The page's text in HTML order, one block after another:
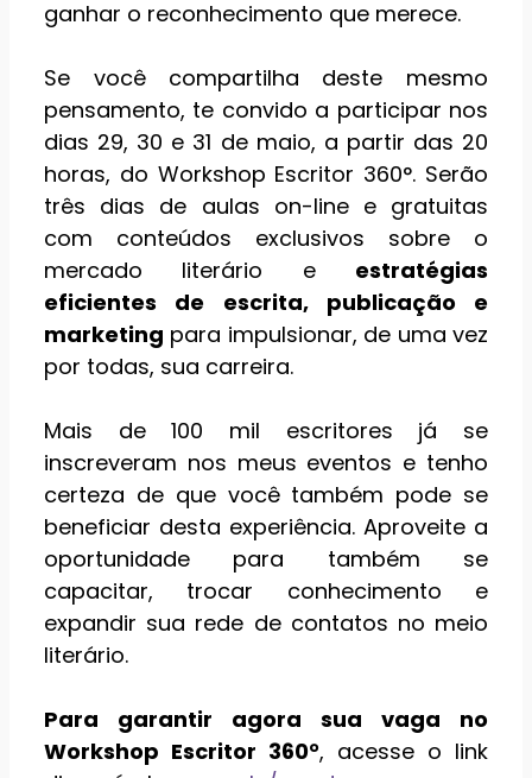
ganhar o reconhecimento que merece.
Se você compartilha deste mesmo
pensamento, te convido a participar nos
dias 29, 30 e 31 de maio, a partir das 20
horas, do Workshop Escritor 360°. Serão
três dias de aulas on-line e gratuitas
com conteúdos exclusivos sobre o
mercado literário e estratégias
eficientes de escrita, publicação e
marketing para impulsionar, de uma vez
por todas, sua carreira.
Mais de 100 mil escritores já se
inscreveram nos meus eventos e tenho
certeza de que você também pode se
beneficiar desta experiência. Aproveite a
oportunidade para também se
capacitar, trocar conhecimento e
expandir sua rede de contatos no meio
literário.
Para garantir agora sua vaga no
Workshop Escritor 360°, acesse o link